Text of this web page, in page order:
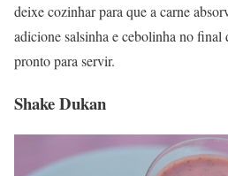
deixe cozinhar para que a carne
adicione salsinha e cebolinha no final
pronto para servir.
Shake Dukan